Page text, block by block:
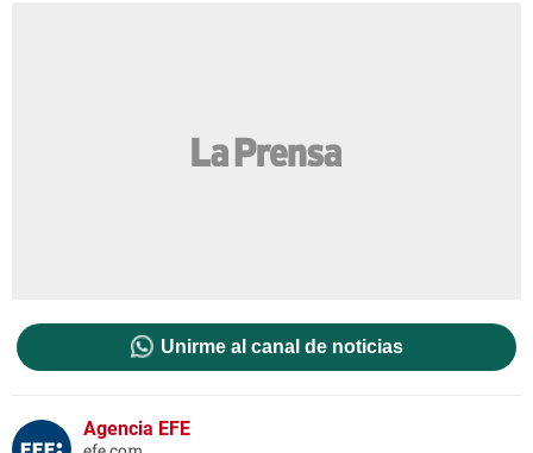
Unirme al canal de noticias
Agencia EFE